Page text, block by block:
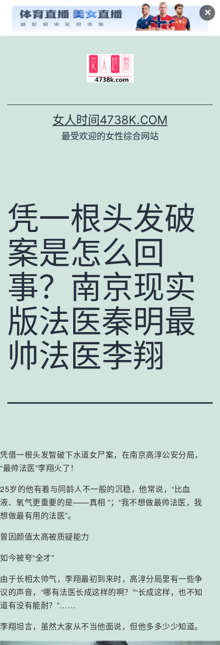
✕
女人时间4738K.COM
最受欢迎的女性综合网站
凭一根头发破
案是怎么回
事？南京现实
版法医秦明最
帅法医李翔
凭借一根头发智破下水道女尸案，在南京高淳公安分局，
“最帅法医”李翔火了！
25岁的他有着与同龄人不一般的沉稳，他常说，“比血
液、氧气更重要的是——真相 ”；“我不想做最帅法医，我
想做最有用的法医”。
曾因颜值太高被质疑能力
如今被夸“全才”
由于长相太帅气，李翔最初到来时，高淳分局里有一些争
议的声音，“哪有法医长成这样的啊？”“长成这样，也不知
道有没有能耐？”……
李翔坦言，虽然大家从不当他面说，但他多多少少知道。